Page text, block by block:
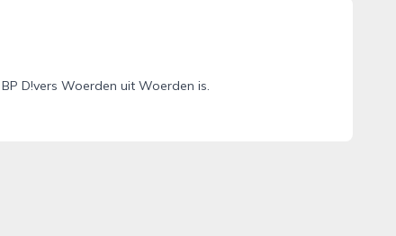
D!vers Woerden uit Woerden is.